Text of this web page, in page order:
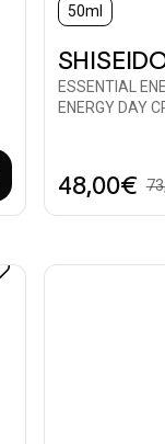
50ml
ESSENTIAL
ENERGY DAY
48,00€